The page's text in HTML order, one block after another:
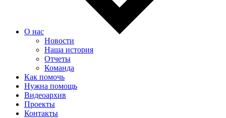
О нас
Новости
Наша история
Отчеты
Команда
Как помочь
Нужна помощь
Видеоархив
Проекты
Контакты